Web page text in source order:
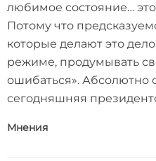
любимое состояние…
Потому что
которые делают это
режиме, продумывать
ошибаться». Абсолютно
сегодняшняя
Мнения